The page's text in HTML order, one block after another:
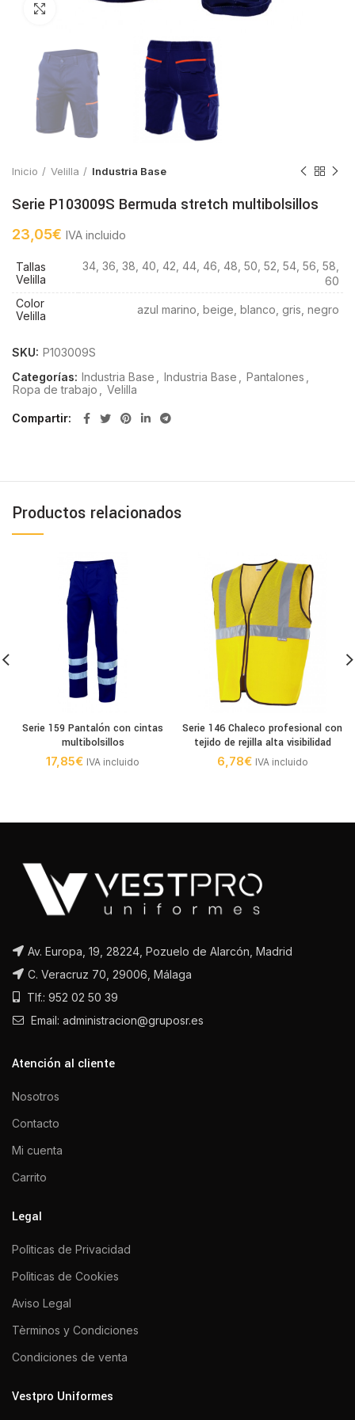
Inicio Velilla Industria Base
Serie P103009S Bermuda stretch multibolsillos
23,05€ IVA incluido
Tallas
Velilla
34, 36, 38, 40, 42, 44, 46, 48, 50, 52, 54, 56, 58,
60
Color
Velilla
azul marino, beige, blanco, gris, negro
SKU: P103009S
Categorías: Industria Base Industria Base Pantalones
Ropa de trabajo
Velilla
Compartir
Productos relacionados
Serie 159 Pantalón con cintas
multibolsillos
17,85€ IVA incluido
Serie 146 Chaleco profesional con
tejido de rejilla alta visibilidad
6,78€ IVA incluido
Av. Europa, 19, 28224, Pozuelo de Alarcón, Madrid
C. Veracruz 70, 29006, Málaga
Tlf.: 952 02 50 39
Email: administracion@gruposr.es
Atención al cliente
Nosotros
Contacto
Mi cuenta
Carrito
Legal
Polìticas de Privacidad
Polìticas de Cookies
Aviso Legal
Tèrminos y Condiciones
Condiciones de venta
Vestpro Uniformes